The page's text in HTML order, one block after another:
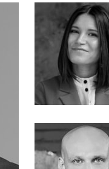
Ассоциация «Финтех»